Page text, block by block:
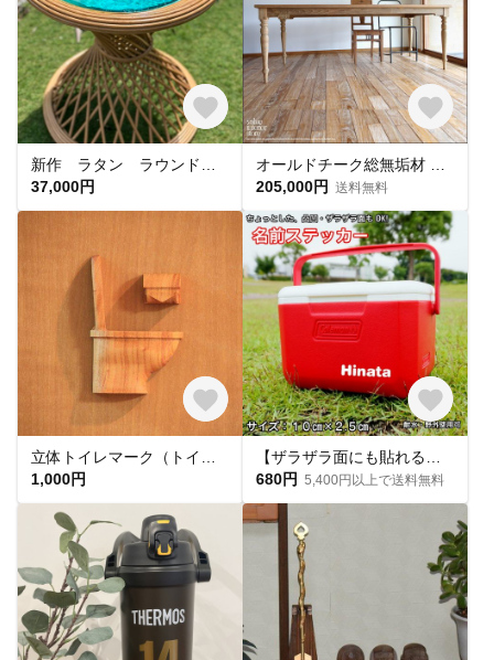
37,000円
205,000円 送料無料
1,000円
680円 5,400円以上で送料無料